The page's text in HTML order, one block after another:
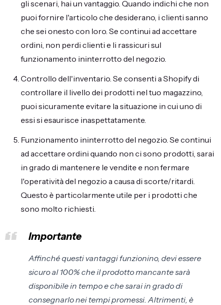
gli scenari, hai un vantaggio. Quando indichi che non
puoi fornire l'articolo che desiderano, i clienti sanno
che sei onesto con loro. Se continui ad accettare
ordini, non perdi clienti e li rassicuri sul
funzionamento ininterrotto del negozio.
Controllo dell'inventario. Se consenti a Shopify di
controllare il livello dei prodotti nel tuo magazzino,
puoi sicuramente evitare la situazione in cui uno di
essi si esaurisce inaspettatamente.
Funzionamento ininterrotto del negozio. Se continui
ad accettare ordini quando non ci sono prodotti, sarai
in grado di mantenere le vendite e non fermare
l'operatività del negozio a causa di scorte/ritardi.
Questo è particolarmente utile per i prodotti che
sono molto richiesti.
Importante
Affinché questi vantaggi funzionino, devi essere
sicuro al 100% che il prodotto mancante sarà
disponibile in tempo e che sarai in grado di
consegnarlo nei tempi promessi. Altrimenti, è